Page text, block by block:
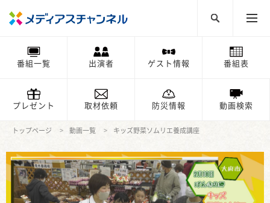
番組一覧 出演者 ゲスト情報 番組表
プレゼント 取材依頼 防災情報 動画検索
トップページ 動画一覧 キッズ野菜ソムリエ養成講座